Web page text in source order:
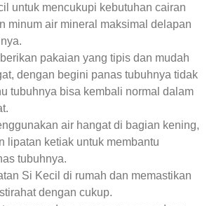
untuk mencukupi kebutuhan cairan
minum air mineral maksimal delapan
pakaian yang tipis dan mudah
dengan begini panas tubuhnya tidak
tubuhnya bisa kembali normal dalam
air hangat di bagian kening,
lipatan ketiak untuk membantu
tubuhnya.
Si Kecil di rumah dan memastikan
dengan cukup.